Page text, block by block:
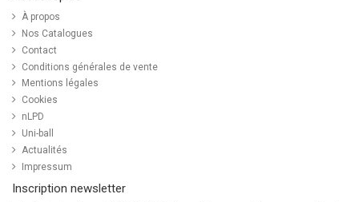
À propos
Nos Catalogues
Contact
Conditions générales de vente
Mentions légales
Cookies
nLPD
Uni-ball
Actualités
Impressum
Inscription newsletter